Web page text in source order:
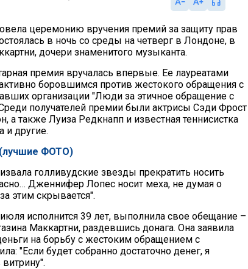
церемонию вручения премий за защиту прав
в ночь со среды на четверг в Лондоне, в
дочери знаменитого музыканта.
премия вручалась впервые. Ее лауреатами
боровшимся против жестокого обращения с
организации "Люди за этичное обращение с
получателей премии были актрисы Сэди Фрост
а также Луиза Редкнапп и известная теннисистка
и другие.
ФОТО)
голливудские звезды прекратить носить
Дженнифер Лопес носит меха, не думая о
этим скрывается".
исполнится 39 лет, выполнила свое обещание –
Маккартни, раздевшись донага. Она заявила
на борьбу с жестоким обращением с
"Если будет собранно достаточно денег, я